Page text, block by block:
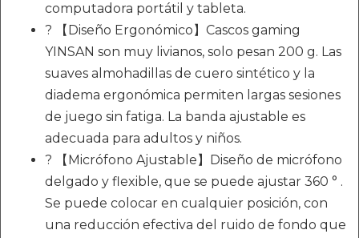
computadora portátil y tableta.
? 【Diseño Ergonómico】Cascos gaming
YINSAN son muy livianos, solo pesan 200 g. Las
suaves almohadillas de cuero sintético y la
diadema ergonómica permiten largas sesiones
de juego sin fatiga. La banda ajustable es
adecuada para adultos y niños.
? 【Micrófono Ajustable】Diseño de micrófono
delgado y flexible, que se puede ajustar 360 ° .
Se puede colocar en cualquier posición, con
una reducción efectiva del ruido de fondo que